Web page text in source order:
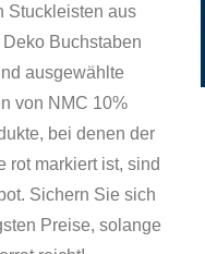
Stuckleisten aus
Deko Buchstaben
ausgewählte
von NMC 10%
bei denen der
rot markiert ist, sind
Sichern Sie sich
Preise, solange